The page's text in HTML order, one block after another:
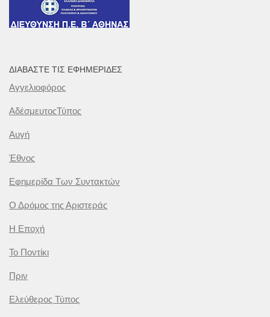
ΔΙΑΒΆΣΤΕ ΤΙΣ ΕΦΗΜΕΡΊΔΕΣ
Αγγελιοφόρος
ΑδέσμευτοςΤύπος
Αυγή
Έθνος
Εφημερίδα Των Συντακτών
Ο Δρόμος της Αριστεράς
Η Εποχή
Το Ποντίκι
Πριν
Ελεύθερος Τύπος